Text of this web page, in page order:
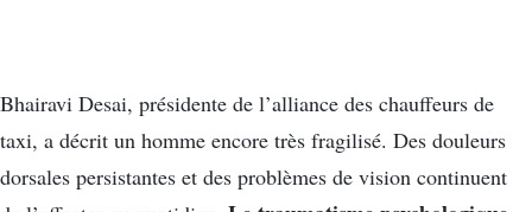
Bhairavi Desai, présidente de l’alliance des chauffeurs de
taxi, a décrit un homme encore très fragilisé. Des douleurs
dorsales persistantes et des problèmes de vision continuent